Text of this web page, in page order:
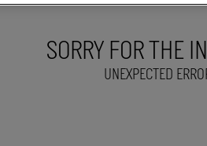
SORRY FOR THE
UNEXPECTED